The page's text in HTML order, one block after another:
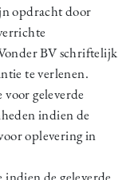
opdracht door
BV schriftelijk
te verlenen.
geleverde
indien de
oplevering in
indien de geleverde